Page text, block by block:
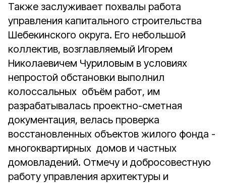
Также заслуживает похвалы работа
управления капитального строительства
Шебекинского округа. Его небольшой
коллектив, возглавляемый Игорем
Николаевичем Чуриловым в условиях
непростой обстановки выполнил
колоссальных объём работ, им
разрабатывалась проектно-сметная
документация, велась проверка
восстановленных объектов жилого фонда -
многоквартирных домов и частных
домовладений. Отмечу и добросовестную
работу управления архитектуры и